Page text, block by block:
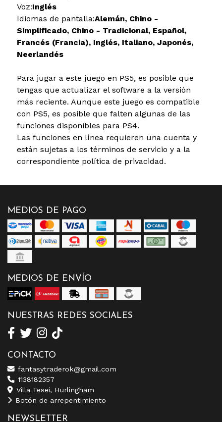
Voz:Inglés
Idiomas de pantalla:Alemán, Chino -
Simplificado, Chino - Tradicional, Español,
Francés (Francia), Inglés, Italiano, Japonés,
Neerlandés
Para jugar a este juego en PS5, es posible que
tengas que actualizar el software a la versión
más reciente. Aunque este juego es compatible
con PS5, es posible que falten algunas de las
funciones disponibles para PS4.
Las funciones en línea requieren una cuenta y
están sujetas a los términos de servicio y a la
correspondiente política de privacidad.
MEDIOS DE PAGO
MEDIOS DE ENVÍO
NUESTRAS REDES SOCIALES
CONTACTO
fantasytraderok@gmail.com
1138182357
Villa Tesei, Hurlingham
Botón de arrepentimiento
NEWSLETTER